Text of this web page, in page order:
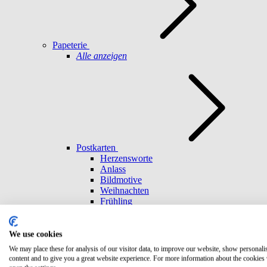
Papeterie
Alle anzeigen
Postkarten
Herzensworte
Anlass
Bildmotive
Weihnachten
Frühling
Geburtstag
Abenteuer
We use cookies
We may place these for analysis of our visitor data, to improve our website, show
content and to give you a great website experience. For more information about the cookies